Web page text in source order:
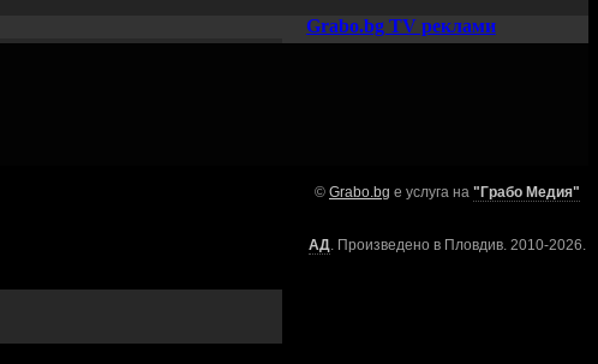
Grabo.bg TV реклами
© Grabo.bg е услуга на "Грабо Медия"
АД. Произведено в Пловдив. 2010-2026.